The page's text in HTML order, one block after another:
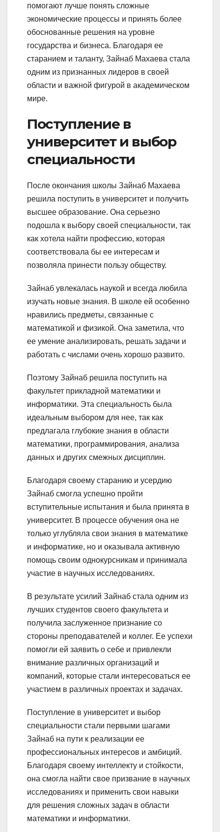
помогают лучше понять сложные
экономические процессы и принять более
обоснованные решения на уровне
государства и бизнеса. Благодаря ее
старанием и таланту, Зайнаб Махаева стала
одним из признанных лидеров в своей
области и важной фигурой в академическом
мире.
Поступление в
университет и выбор
специальности
После окончания школы Зайнаб Махаева
решила поступить в университет и получить
высшее образование. Она серьезно
подошла к выбору своей специальности, так
как хотела найти профессию, которая
соответствовала бы ее интересам и
позволяла принести пользу обществу.
Зайнаб увлекалась наукой и всегда любила
изучать новые знания. В школе ей особенно
нравились предметы, связанные с
математикой и физикой. Она заметила, что
ее умение анализировать, решать задачи и
работать с числами очень хорошо развито.
Поэтому Зайнаб решила поступить на
факультет прикладной математики и
информатики. Эта специальность была
идеальным выбором для нее, так как
предлагала глубокие знания в области
математики, программирования, анализа
данных и других смежных дисциплин.
Благодаря своему старанию и усердию
Зайнаб смогла успешно пройти
вступительные испытания и была принята в
университет. В процессе обучения она не
только углубляла свои знания в математике
и информатике, но и оказывала активную
помощь своим однокурсникам и принимала
участие в научных исследованиях.
В результате усилий Зайнаб стала одним из
лучших студентов своего факультета и
получила заслуженное признание со
стороны преподавателей и коллег. Ее успехи
помогли ей заявить о себе и привлекли
внимание различных организаций и
компаний, которые стали интересоваться ее
участием в различных проектах и задачах.
Поступление в университет и выбор
специальности стали первыми шагами
Зайнаб на пути к реализации ее
профессиональных интересов и амбиций.
Благодаря своему интеллекту и стойкости,
она смогла найти свое призвание в научных
исследованиях и применить свои навыки
для решения сложных задач в области
математики и информатики.